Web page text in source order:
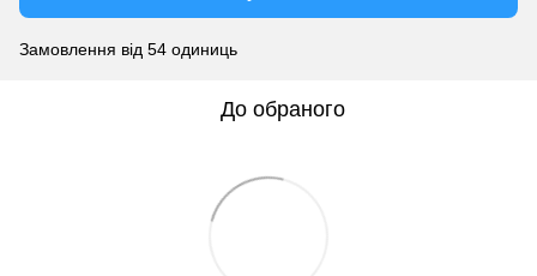
Замовлення від 54 одиниць
До обраного